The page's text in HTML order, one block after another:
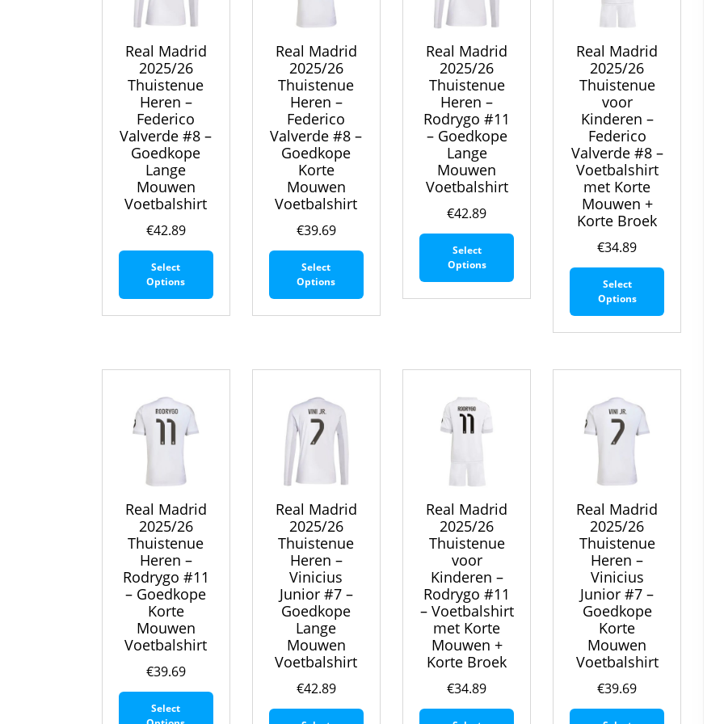
productpagina
Real Madrid
2025/26
Thuistenue
Heren –
Federico
Valverde #8 –
Goedkope
Lange
Mouwen
Voetbalshirt
€42.89
Select
Options
Dit
productpagina
Real Madrid
2025/26
Thuistenue
Heren –
Federico
Valverde #8 –
Goedkope
Korte
Mouwen
Voetbalshirt
€39.69
Select
Options
Dit
Real Madrid
2025/26
Thuistenue
Heren –
Rodrygo #11
– Goedkope
Lange
Mouwen
Voetbalshirt
€42.89
Select
Options
Dit
Real Madrid
2025/26
Thuistenue
voor
Kinderen –
Federico
Valverde #8 –
Voetbalshirt
met Korte
Mouwen +
Korte Broek
€34.89
Select
Options
Dit
Real Madrid
2025/26
Thuistenue
Heren –
Rodrygo #11
– Goedkope
Korte
Mouwen
Voetbalshirt
€39.69
Select
Dit
Real Madrid
2025/26
Thuistenue
Heren –
Vinicius
Junior #7 –
Goedkope
Lange
Mouwen
Voetbalshirt
€42.89
Dit
Real Madrid
2025/26
Thuistenue
voor
Kinderen –
Rodrygo #11
– Voetbalshirt
met Korte
Mouwen +
Korte Broek
€34.89
Dit
Real Madrid
2025/26
Thuistenue
Heren –
Vinicius
Junior #7 –
Goedkope
Korte
Mouwen
Voetbalshirt
€39.69
Dit